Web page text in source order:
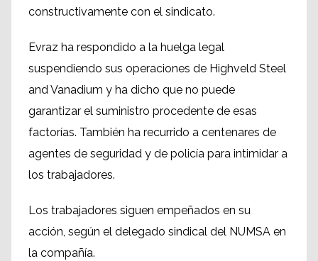
constructivamente con el sindicato.
Evraz ha respondido a la huelga legal
suspendiendo sus operaciones de Highveld Steel
and Vanadium y ha dicho que no puede
garantizar el suministro procedente de esas
factorías. También ha recurrido a centenares de
agentes de seguridad y de policía para intimidar a
los trabajadores.
Los trabajadores siguen empeñados en su
acción, según el delegado sindical del NUMSA en
la compañía.